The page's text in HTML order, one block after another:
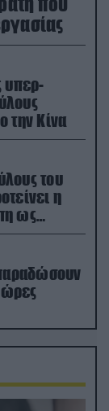
υπερ-
την Κίνα
του
η
ως